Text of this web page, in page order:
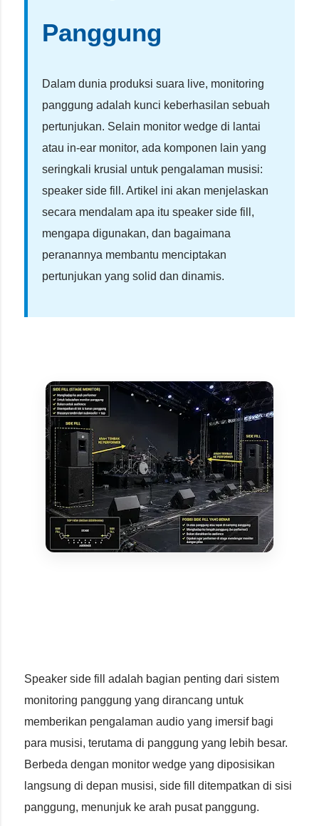
Panggung
Dalam dunia produksi suara live, monitoring
panggung adalah kunci keberhasilan sebuah
pertunjukan. Selain monitor wedge di lantai
atau in-ear monitor, ada komponen lain yang
seringkali krusial untuk pengalaman musisi:
speaker side fill. Artikel ini akan menjelaskan
secara mendalam apa itu speaker side fill,
mengapa digunakan, dan bagaimana
peranannya membantu menciptakan
pertunjukan yang solid dan dinamis.
Speaker side fill adalah bagian penting dari sistem
monitoring panggung yang dirancang untuk
memberikan pengalaman audio yang imersif bagi
para musisi, terutama di panggung yang lebih besar.
Berbeda dengan monitor wedge yang diposisikan
langsung di depan musisi, side fill ditempatkan di sisi
panggung, menunjuk ke arah pusat panggung.